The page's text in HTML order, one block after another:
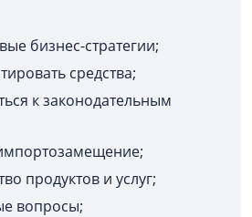
бизнес-стратегии;
средства;
к законодательным
продуктов и услуг;
вопросы;